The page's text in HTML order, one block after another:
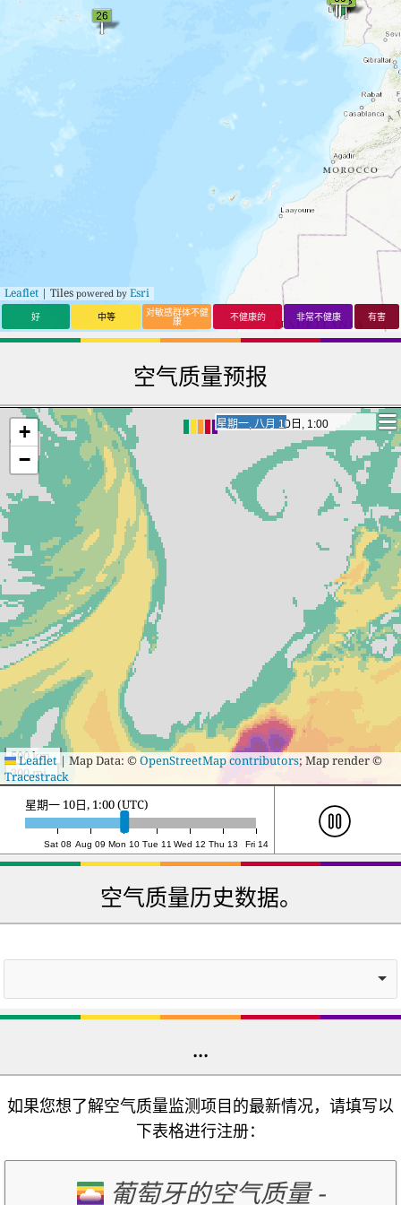
Palmeira
15 Barreiro
Leaflet | Tiles powered by Esri
好 中等 对敏感群体不健
康 不健康的 非常不健康 有害
空气质量预报
星期一, 八月 10日, 18:00
星期一, 八月 10日, 18:00
+
−
500 km
300 mi
Leaflet | Map Data: ©OpenStreetMap contributors; Map render ©
Tracestrack
Sat 08 Aug 09 Mon 10 Tue 11 Wed 12 Thu 13 Fri 14
星期一 10日, 18:00 (UTC)
空气质量历史数据。
...
如果您想了解空气质量监测项目的最新情况，请填写以
下表格进行注册：
葡萄牙的空气质量-